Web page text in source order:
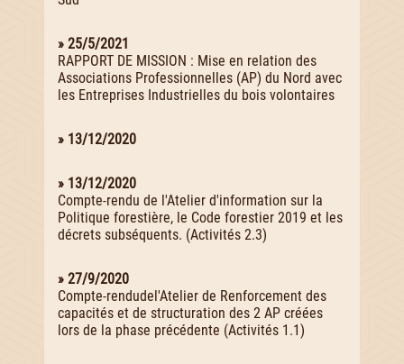
» 25/5/2021
RAPPORT DE MISSION : Mise en relation des
Associations Professionnelles (AP) du Nord avec
les Entreprises Industrielles du bois volontaires
» 13/12/2020
» 13/12/2020
Compte-rendu de l'Atelier d'information sur la
Politique forestière, le Code forestier 2019 et les
décrets subséquents. (Activités 2.3)
» 27/9/2020
Compte-rendudel'Atelier de Renforcement des
capacités et de structuration des 2 AP créées
lors de la phase précédente (Activités 1.1)